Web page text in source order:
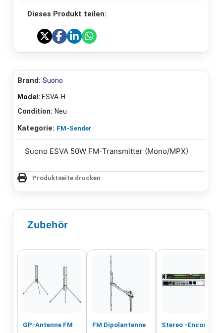
Dieses Produkt teilen:
Brand: Suono
Model: ESVA-H
Condition: Neu
Kategorie: FM-Sender
Suono ESVA 50W FM-Transmitter (Mono/MPX)
Produktseite drucken
Zubehör
GP-Antenne FM FM Dipolantenne Stereo -Encoder